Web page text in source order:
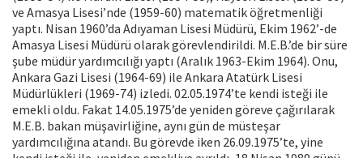
ve Amasya Lisesi’nde (1959-60) matematik öğretmenliği
yaptı. Nisan 1960’da Adıyaman Lisesi Müdürü, Ekim 1962’-de
Amasya Lisesi Müdürü olarak görevlendirildi. M.E.B.’de bir süre
şube müdür yardımcılığı yaptı (Aralık 1963-Ekim 1964). Onu,
Ankara Gazi Lisesi (1964-69) ile Ankara Atatürk Lisesi
Müdürlükleri (1969-74) izledi. 02.05.1974’te kendi isteği ile
emekli oldu. Fakat 14.05.1975’de yeniden göreve çağırılarak
M.E.B. bakan müşavirliğine, aynı gün de müsteşar
yardımcılığına atandı. Bu görevde iken 26.09.1975’te, yine